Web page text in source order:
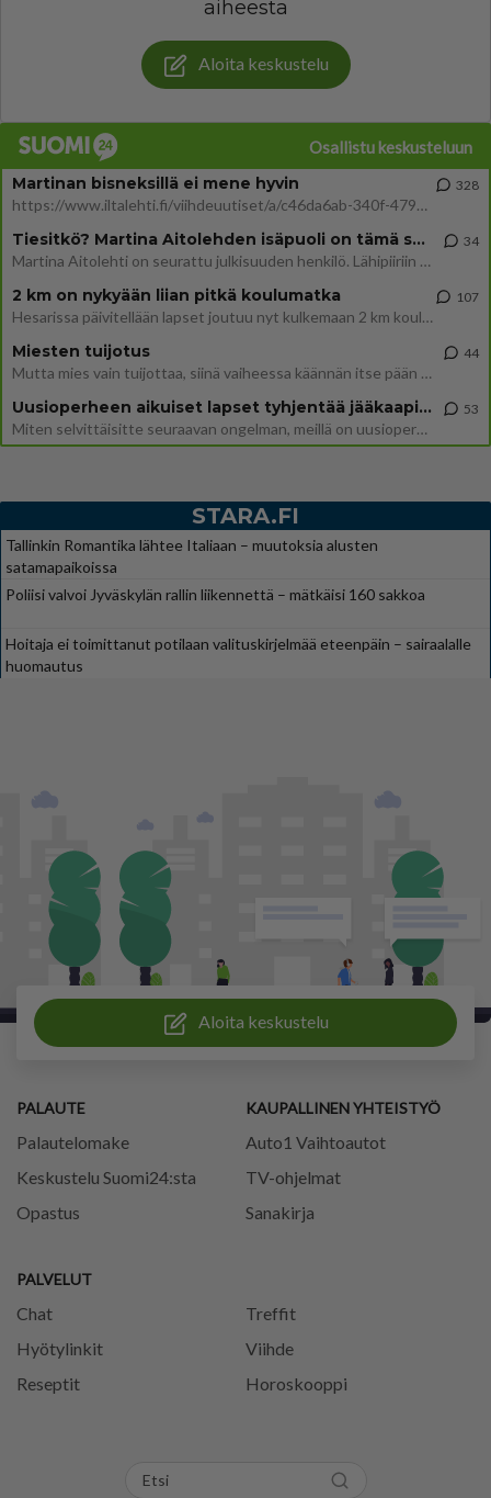
aiheesta
Aloita keskustelu
Osallistu keskusteluun
Martinan bisneksillä ei mene hyvin
https://www.iltalehti.fi/viihdeuutiset/a/c46da6ab-340f-4790-aaa7-0865eed2336 Yrityksen konkurssihakemus on tullut kärä
328
Tiesitkö? Martina Aitolehden isäpuoli on tämä suosittu laulaja
Martina Aitolehti on seurattu julkisuuden henkilö. Lähipiiriin mahtuu muitakin tunnettuja henkilöitä. Tiesitkö, että Ma
34
2 km on nykyään liian pitkä koulumatka
Hesarissa päivitellään lapset joutuu nyt kulkemaan 2 km kouluun jösses. Ruostefillarilla tuo matka menee vaikka miten äk
107
Miesten tuijotus
Mutta mies vain tuijottaa, siinä vaiheessa käännän itse pään pois. Mikä juttu? Yleensä jos joku tuijottaa tai katsoo, hä
44
Uusioperheen aikuiset lapset tyhjentää jääkaapin käydessään
Miten selvittäisitte seuraavan ongelman, meillä on uusioperhe, minulla teini-ikäiset lapset ja puolisolla aikuiset, jotk
53
STARA.FI
Tallinkin Romantika lähtee Italiaan – muutoksia alusten
satamapaikoissa
Poliisi valvoi Jyväskylän rallin liikennettä – mätkäisi 160 sakkoa
Hoitaja ei toimittanut potilaan valituskirjelmää eteenpäin – sairaalalle
huomautus
Aloita keskustelu
PALAUTE
Palautelomake
Keskustelu Suomi24:sta
Opastus
PALVELUT
Chat
Treffit
Hyötylinkit
Viihde
Reseptit
Horoskooppi
KAUPALLINEN YHTEISTYÖ
Auto1 Vaihtoautot
TV-ohjelmat
Sanakirja